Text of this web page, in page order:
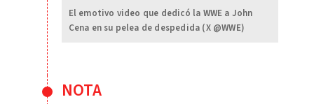
El emotivo video que dedicó la WWE a John
Cena en su pelea de despedida (X @WWE)
NOTA